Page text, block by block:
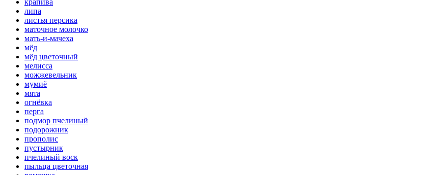
крапива
липа
листья персика
маточное молочко
мать-и-мачеха
мёд
мёд цветочный
мелисса
можжевельник
мумиё
мята
огнёвка
перга
подмор пчелиный
подорожник
прополис
пустырник
пчелиный воск
пыльца цветочная